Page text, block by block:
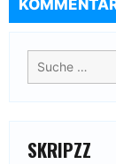
Suche
nach:
SKRIPZZ